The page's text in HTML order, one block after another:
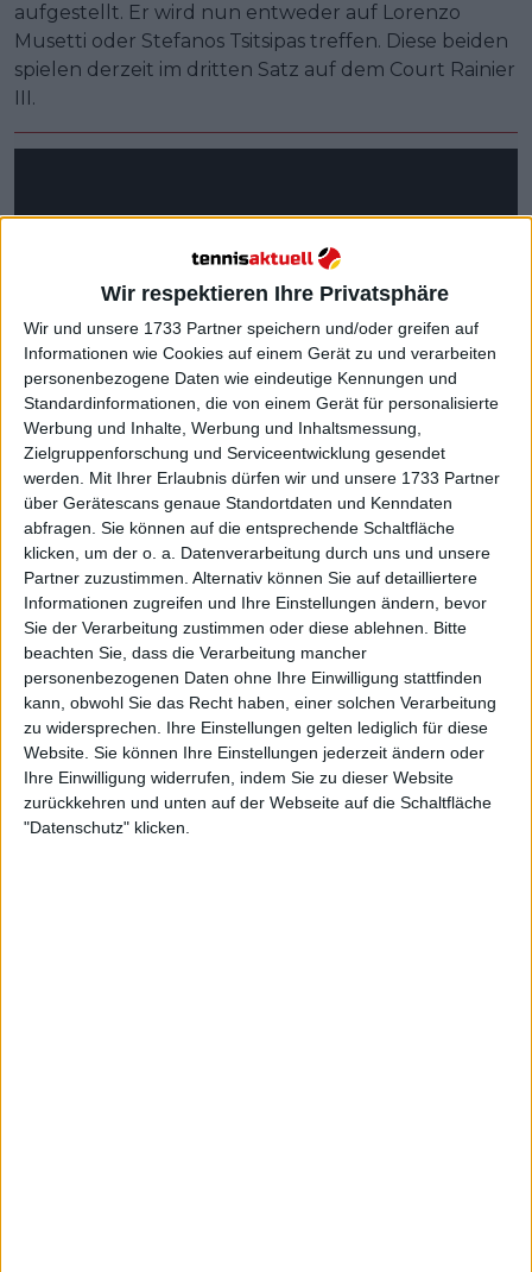
Wir respektieren Ihre Privatsphäre
Wir und unsere 1733 Partner speichern und/oder greifen auf
Informationen wie Cookies auf einem Gerät zu und verarbeiten
personenbezogene Daten wie eindeutige Kennungen und
Standardinformationen, die von einem Gerät für personalisierte
Werbung und Inhalte, Werbung und Inhaltsmessung,
Zielgruppenforschung und Serviceentwicklung gesendet
werden.
Mit Ihrer Erlaubnis dürfen wir und unsere 1733 Partner
über Gerätescans genaue Standortdaten und Kenndaten
abfragen. Sie können auf die entsprechende Schaltfläche
klicken, um der o. a. Datenverarbeitung durch uns und unsere
Partner zuzustimmen. Alternativ können Sie auf detailliertere
Informationen zugreifen und Ihre Einstellungen ändern, bevor
Sie der Verarbeitung zustimmen oder diese ablehnen.
Bitte
beachten Sie, dass die Verarbeitung mancher
personenbezogenen Daten ohne Ihre Einwilligung stattfinden
kann, obwohl Sie das Recht haben, einer solchen Verarbeitung
zu widersprechen. Ihre Einstellungen gelten lediglich für diese
Website. Sie können Ihre Einstellungen jederzeit ändern oder
Ihre Einwilligung widerrufen, indem Sie zu dieser Website
zurückkehren und unten auf der Webseite auf die Schaltfläche
"Datenschutz" klicken.
aufgestellt. Er wird nun entweder auf Lorenzo
Musetti oder Stefanos Tsitsipas treffen. Diese beiden
spielen derzeit im dritten Satz auf dem Court Rainier
III.
"Mit den Problemen, die ich zu Beginn meiner
Karriere auf dieser Oberfläche hatte, konnte ich es
nicht wirklich verstehen und wusste nicht, wie man
darauf gut spielt“, sagte De Minaur laut ATP über
seinen Lauf auf Sand. "Im Laufe der Jahre habe ich
jedoch gelernt, was ich gut machen kann, um auf
diesem Belag ein harter Gegner zu werden. Ich bin
sehr glücklich darüber, dass ich jedes Jahr besser
und besser spiele.“